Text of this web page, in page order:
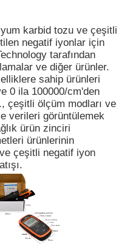
karbid tozu ve çeşitli
negatif iyonlar için
tarafından
ve diğer ürünler.
sahip ürünleri
0 ila 100000/cm'den
çeşitli ölçüm modları ve
verileri görüntülemek
ürün zinciri
ürünlerinin
çeşitli negatif iyon